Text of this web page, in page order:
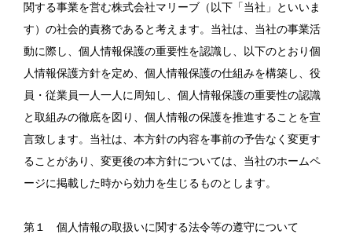
関する事業を営む株式会社マリーブ（以下「当社」といいま
す）の社会的責務であると考えます。当社は、当社の事業活
動に際し、個人情報保護の重要性を認識し、以下のとおり個
人情報保護方針を定め、個人情報保護の仕組みを構築し、役
員・従業員一人一人に周知し、個人情報保護の重要性の認識
と取組みの徹底を図り、個人情報の保護を推進することを宣
言致します。当社は、本方針の内容を事前の予告なく変更す
ることがあり、変更後の本方針については、当社のホームペ
ージに掲載した時から効力を生じるものとします。
第１ 個人情報の取扱いに関する法令等の遵守について